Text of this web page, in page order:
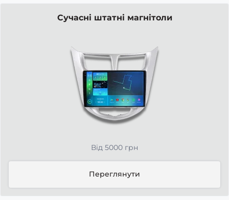
Сучасні штатні магнітоли
Від 5000 грн
Переглянути